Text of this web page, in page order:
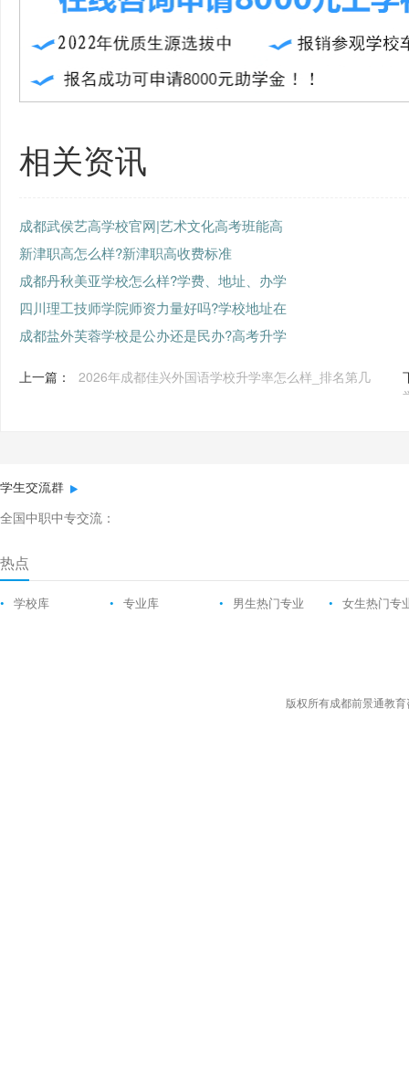
相关资讯
成都武侯艺高学校官网|艺术文化高考班能高
新津职高怎么样?新津职高收费标准
成都丹秋美亚学校怎么样?学费、地址、办学
四川理工技师学院师资力量好吗?学校地址在
成都盐外芙蓉学校是公办还是民办?高考升学
上一篇： 2026年成都佳兴外国语学校升学率怎么样_排名第几
学生交流群
全国中职中专交流：
热点
• 学校库 • 专业库 • 男生热门专业 • 女生热门专
版权所有成都前景通教